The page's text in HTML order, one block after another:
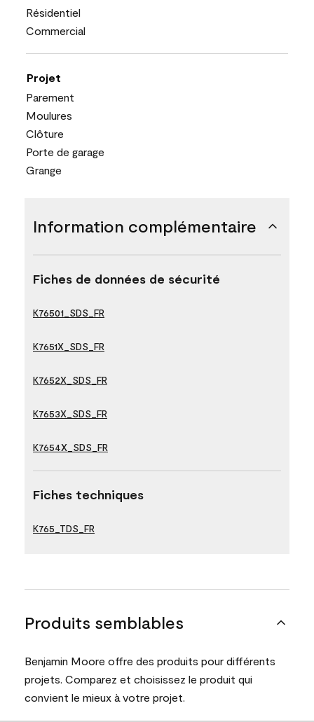
Résidentiel
Commercial
Projet
Parement
Moulures
Clôture
Porte de garage
Grange
Information complémentaire
Fiches de données de sécurité
K76501_SDS_FR
K7651X_SDS_FR
K7652X_SDS_FR
K7653X_SDS_FR
K7654X_SDS_FR
Fiches techniques
K765_TDS_FR
Produits semblables
Benjamin Moore offre des produits pour différents
projets. Comparez et choisissez le produit qui
convient le mieux à votre projet.